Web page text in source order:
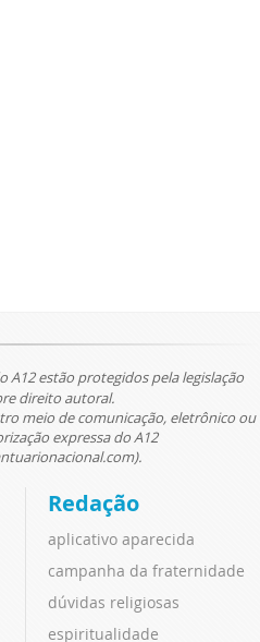
A12 estão protegidos pela legislação
direito autoral.
meio de comunicação, eletrônico ou
expressa do A12
Redação
aplicativo aparecida
campanha da fraternidade
dúvidas religiosas
espiritualidade